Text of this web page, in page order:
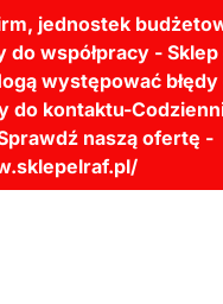
jednostek
do współpracy -
występować
do kontaktu-
naszą ofertę -